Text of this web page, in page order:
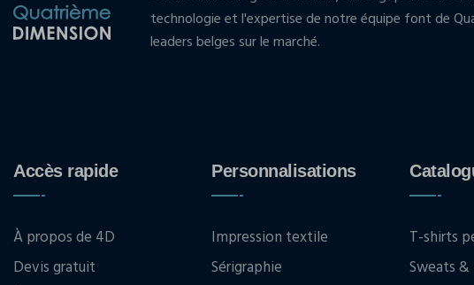
technologie et l'expertise de notre équipe font de
leaders belges sur le marché.
Accès rapide
À propos de 4D
Devis gratuit
Personnalisations
Impression textile
Sérigraphie
T-shirts
Sweats &